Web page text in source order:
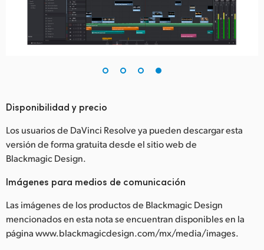
Disponibilidad y precio
Los usuarios de DaVinci Resolve ya pueden descargar esta
versión de forma gratuita desde el sitio web de
Blackmagic Design.
Imágenes para medios de comunicación
Las imágenes de los productos de Blackmagic Design
mencionados en esta nota se encuentran disponibles en la
página www.blackmagicdesign.com/mx/media/images.